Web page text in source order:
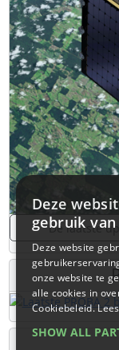
De laatste
Deze
gebruik
Deze website
onze website te
alle cookies in
Cookiebeleid.
SHOW ALL